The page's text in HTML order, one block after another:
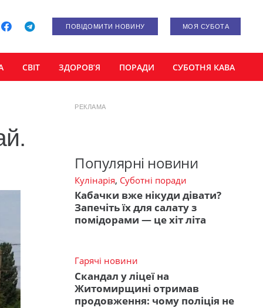
ПОВІДОМИТИ НОВИНУ МОЯ СУБОТА
СВІТ ЗДОРОВ’Я ПОРАДИ СУБОТНЯ КАВА
РЕКЛАМА
Популярні новини
Кулінарія, Суботні поради
Кабачки вже нікуди дівати?
Запечіть їх для салату з
помідорами — це хіт літа
Гарячі новини
Скандал у ліцеї на
Житомирщині отримав
продовження: чому поліція не